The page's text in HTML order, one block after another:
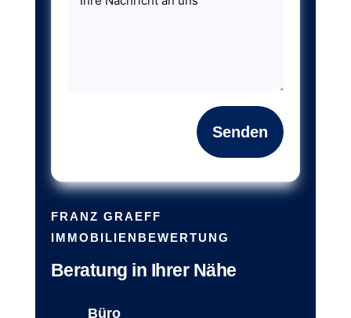
Senden
FRANZ GRAEFF
IMMOBILIENBEWERTUNG
Beratung in Ihrer Nähe
Büro